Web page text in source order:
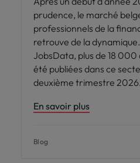
prudence, le marché
professionnels de la
retrouve de la
JobsData, plus de 18
été publiées dans ce
deuxième trimestre
En savoir plus
Blog